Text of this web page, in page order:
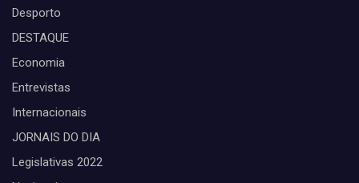
Desporto
DESTAQUE
Economia
Entrevistas
Internacionais
JORNAIS DO DIA
Legislativas 2022